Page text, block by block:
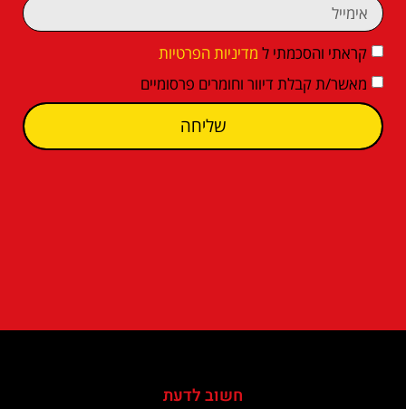
קראתי והסכמתי ל מדיניות הפרטיות
מאשר/ת קבלת דיוור וחומרים פרסומיים
שליחה
חשוב לדעת